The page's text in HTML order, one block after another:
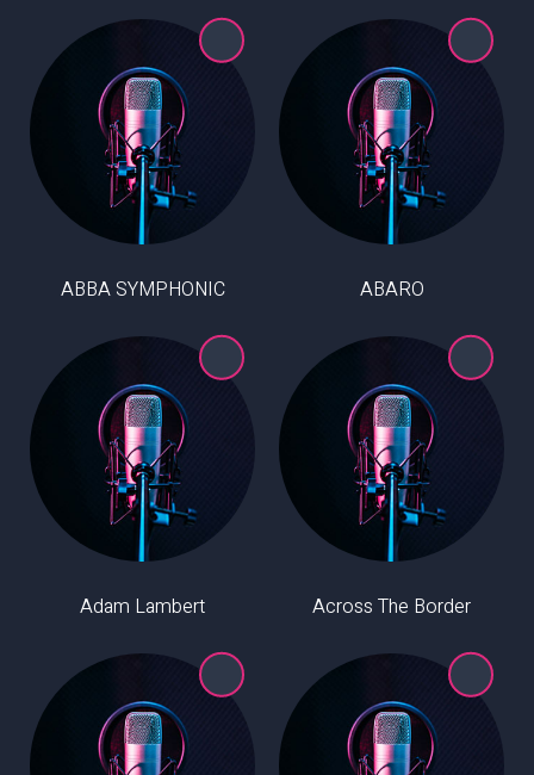
ABARO
ABBA SYMPHONIC
Across The Border
Adam Lambert